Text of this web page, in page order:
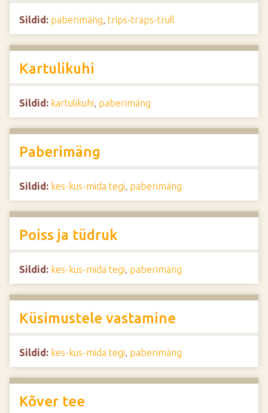
Sildid: paberimäng, trips-traps-trull
Kartulikuhi
Sildid: kartulikuhi, paberimäng
Paberimäng
Sildid: kes-kus-mida tegi, paberimäng
Poiss ja tüdruk
Sildid: kes-kus-mida tegi, paberimäng
Küsimustele vastamine
Sildid: kes-kus-mida tegi, paberimäng
Kõver tee